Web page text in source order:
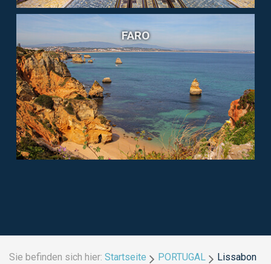
FARO
Sie befinden sich hier: Startseite PORTUGAL
Lissabon